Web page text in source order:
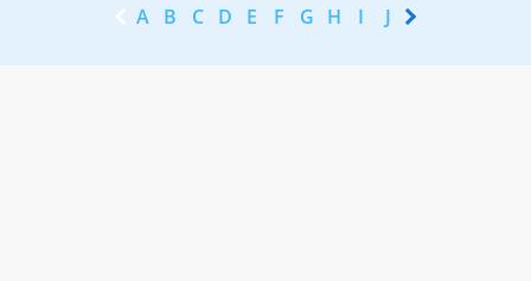
A B C D E F G H I J K